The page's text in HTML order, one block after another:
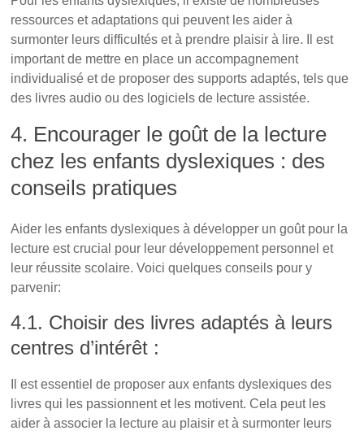
ressources et adaptations qui peuvent les aider à
surmonter leurs difficultés et à prendre plaisir à lire. Il est
important de mettre en place un accompagnement
individualisé et de proposer des supports adaptés, tels que
des livres audio ou des logiciels de lecture assistée.
4. Encourager le goût de la lecture
chez les enfants dyslexiques : des
conseils pratiques
Aider les enfants dyslexiques à développer un goût pour la
lecture est crucial pour leur développement personnel et
leur réussite scolaire. Voici quelques conseils pour y
parvenir:
4.1. Choisir des livres adaptés à leurs
centres d’intérêt :
Il est essentiel de proposer aux enfants dyslexiques des
livres qui les passionnent et les motivent. Cela peut les
aider à associer la lecture au plaisir et à surmonter leurs